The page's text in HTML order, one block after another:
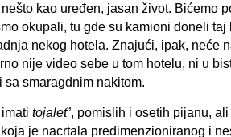
kao uređen, jasan život. Bićemo
okupali, tu gde su kamioni doneli taj
nekog hotela. Znajući, ipak, neće
nije video sebe u tom hotelu, ni u
sa smaragdnim nakitom.
tojalet”, pomislih i osetih pijanu,
je nacrtala predimenzioniranog i